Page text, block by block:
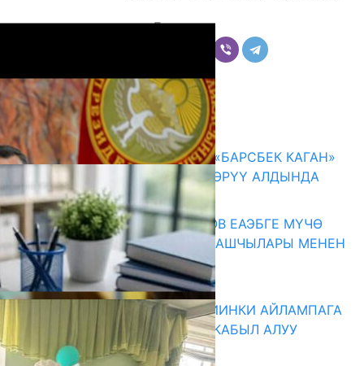
Бөлүшүү
Комментарийлер
Акыркы жаңылыктар
КЫРГЫЗ ТАРЫХЫ ТАСМАДА: «БАРСБЕК КАГАН»
КӨРКӨМ ТАСМАСЫ ЖАРЫК КӨРҮҮ АЛДЫНДА
07.08.2026
ПРЕЗИДЕНТ САДЫР ЖАПАРОВ ЕАЭБГЕ МҮЧӨ
МАМЛЕКЕТТЕРДИН ӨКМӨТ БАШЧЫЛАРЫ МЕНЕН
ЖОЛУГУШТУ
07.08.2026
ДИРЕКТОРЛОР РЕЗЕРВИ: КИЙИНКИ АЙЛАМПАГА
ЭЛЕКТРОНДУК АРЫЗДАРДЫ КАБЫЛ АЛУУ
БАШТАЛАТ